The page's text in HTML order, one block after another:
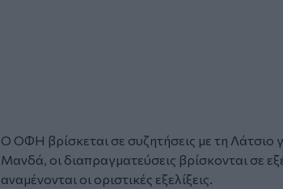
Ο ΟΦΗ βρίσκεται σε συζητήσεις με τη Λάτσιο
Μανδά, οι διαπραγματεύσεις βρίσκονται σε
αναμένονται οι οριστικές εξελίξεις.